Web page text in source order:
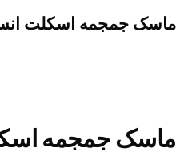
ماسک جمجمه اسکلت
ماسک جمجمه